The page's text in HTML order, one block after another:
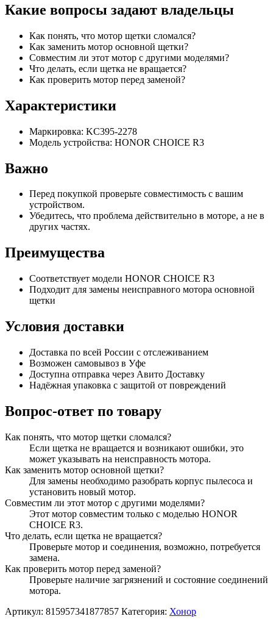
Какие вопросы задают владельцы
Как понять, что мотор щетки сломался?
Как заменить мотор основной щетки?
Совместим ли этот мотор с другими моделями?
Что делать, если щетка не вращается?
Как проверить мотор перед заменой?
Характеристики
Маркировка: KC395-2278
Модель устройства: HONOR CHOICE R3
Важно
Перед покупкой проверьте совместимость с вашим
устройством.
Убедитесь, что проблема действительно в моторе, а не в
других частях.
Преимущества
Соответствует модели HONOR CHOICE R3
Подходит для замены неисправного мотора основной
щетки
Условия доставки
Доставка по всей России с отслеживанием
Возможен самовывоз в Уфе
Доступна отправка через Авито Доставку
Надёжная упаковка с защитой от повреждений
Вопрос-ответ по товару
Как понять, что мотор щетки сломался?
Если щетка не вращается и возникают ошибки, это
может указывать на неисправность мотора.
Как заменить мотор основной щетки?
Для замены необходимо разобрать корпус пылесоса и
установить новый мотор.
Совместим ли этот мотор с другими моделями?
Этот мотор совместим только с моделью HONOR
CHOICE R3.
Что делать, если щетка не вращается?
Проверьте мотор и соединения, возможно, потребуется
замена.
Как проверить мотор перед заменой?
Проверьте наличие загрязнений и состояние соединений
мотора.
Артикул: 815957341877857 Категория: Хонор